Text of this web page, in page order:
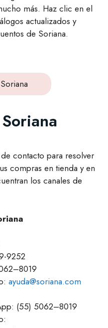
más. Haz clic en el
actualizados y
de Soriana.
contacto para resolver
compras en tienda y en
los canales de
9252
ayuda@soriana.com
(55) 5062–8019